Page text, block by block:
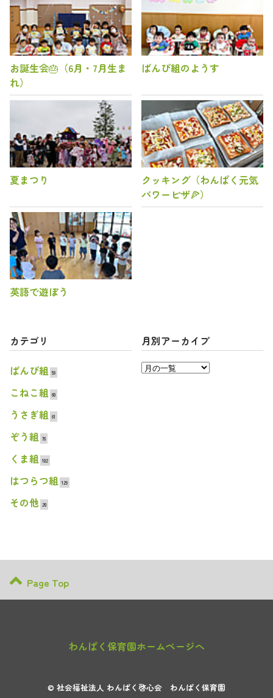
お誕生会🎂（6月・7月生ま
れ）
ばんび組のようす
夏まつり
クッキング（わんぱく元気
パワーピザ🍕）
英語で遊ぼう
カテゴリ
ばんび組 59
こねこ組 60
うさぎ組 61
ぞう組 76
くま組 102
はつらつ組 129
その他 20
月別アーカイブ
Page Top
わんぱく保育園ホームページへ
© 社会福祉法人 わんぱく啓心会 わんぱく保育園